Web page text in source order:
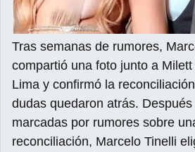
Tras semanas de rumores,
compartió una foto junto a
Lima y confirmó la
dudas quedaron atrás.
marcadas por rumores sobre
reconciliación, Marcelo Tinelli